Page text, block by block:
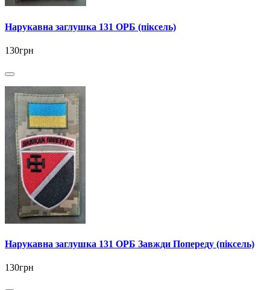
Нарукавна заглушка 131 ОРБ (піксель)
130грн
Нарукавна заглушка 131 ОРБ Завжди Попереду (піксель)
130грн